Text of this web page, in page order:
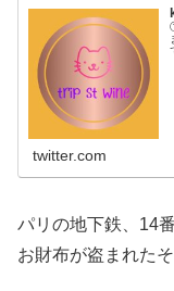
twitter.com
パリの地下鉄、14
お財布が盗まれたそ